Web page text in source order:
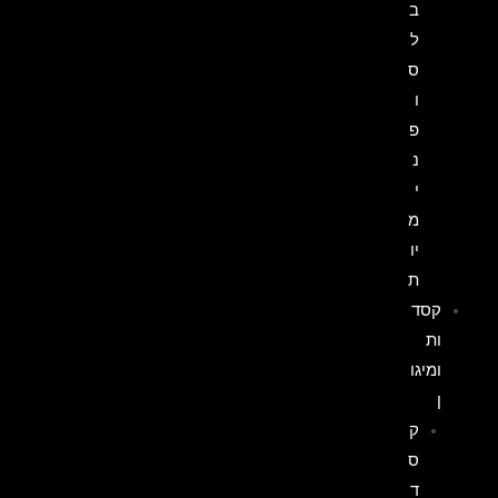
ב
ל
ס
ו
פ
נ
י
מ
יו
ת
קסד
ות
ומיגו
ן
ק
ס
ד